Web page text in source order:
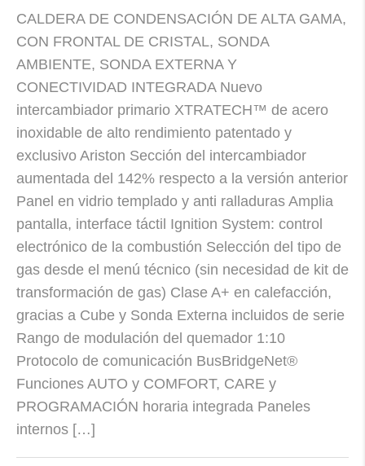
CALDERA DE CONDENSACIÓN DE ALTA GAMA,
CON FRONTAL DE CRISTAL, SONDA
AMBIENTE, SONDA EXTERNA Y
CONECTIVIDAD INTEGRADA Nuevo
intercambiador primario XTRATECH™ de acero
inoxidable de alto rendimiento patentado y
exclusivo Ariston Sección del intercambiador
aumentada del 142% respecto a la versión anterior
Panel en vidrio templado y anti ralladuras Amplia
pantalla, interface táctil Ignition System: control
electrónico de la combustión Selección del tipo de
gas desde el menú técnico (sin necesidad de kit de
transformación de gas) Clase A+ en calefacción,
gracias a Cube y Sonda Externa incluidos de serie
Rango de modulación del quemador 1:10
Protocolo de comunicación BusBridgeNet®
Funciones AUTO y COMFORT, CARE y
PROGRAMACIÓN horaria integrada Paneles
internos […]